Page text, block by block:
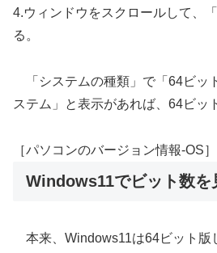
4.ウィンドウをスクロールして、
る。
「システムの種類」で「64ビッ
ステム」と表示があれば、64ビッ
［パソコンのバージョン情報-OS］
Windows11でビット数を
本来、Windows11は64ビット版